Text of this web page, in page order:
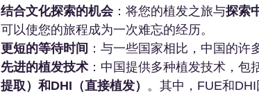
结合文化探索的机会：将您的植发之旅与探索
可以使您的旅程成为一次难忘的经历。
更短的等待时间 ：与一些国家相比，中国的许
先进的植发技术 ：中国提供多种植发技术，包
提取）和DHI（直接植发） 。其中，FUE和